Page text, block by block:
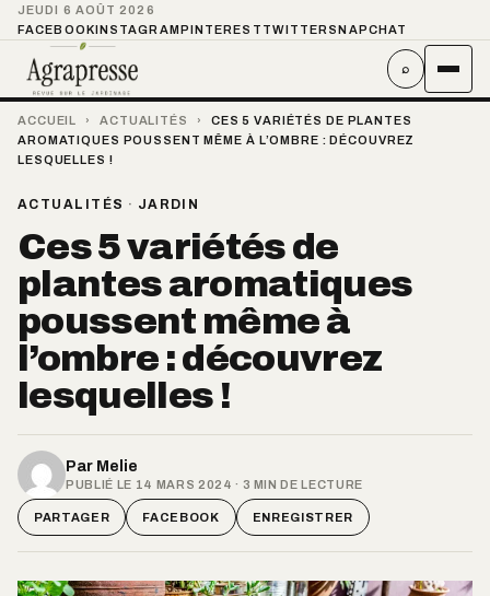
JEUDI 6 AOÛT 2026
FACEBOOKINSTAGRAMPINTEREST TWITTER SNAPCHAT
⌕
ACCUEIL › ACTUALITÉS ›
CES 5 VARIÉTÉS DE PLANTES
AROMATIQUES POUSSENT MÊME À L’OMBRE : DÉCOUVREZ
LESQUELLES !
ACTUALITÉS · JARDIN
Ces 5 variétés de
plantes aromatiques
poussent même à
l’ombre : découvrez
lesquelles !
Par Melie
PUBLIÉ LE 14 MARS 2024 · 3 MIN DE LECTURE
PARTAGER FACEBOOK ENREGISTRER